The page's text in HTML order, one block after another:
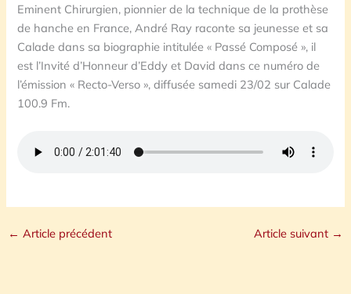
Eminent Chirurgien, pionnier de la technique de la prothèse
de hanche en France, André Ray raconte sa jeunesse et sa
Calade dans sa biographie intitulée « Passé Composé », il
est l’Invité d’Honneur d’Eddy et David dans ce numéro de
l’émission « Recto-Verso », diffusée samedi 23/02 sur Calade
100.9 Fm.
← Article précédent Article suivant →